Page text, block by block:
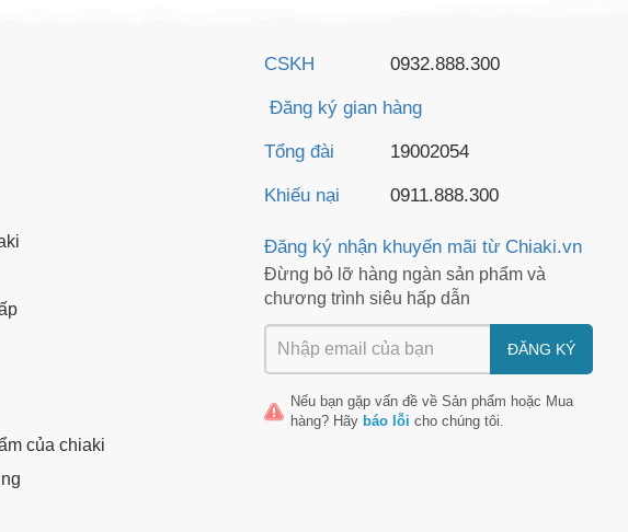
của chiaki
CSKH 0932.888.300
Đăng ký gian hàng
Tổng đài 19002054
Khiếu nại 0911.888.300
Đăng ký nhận khuyến mãi từ Chiaki.vn
Đừng bỏ lỡ hàng ngàn sản phẩm và
chương trình siêu hấp dẫn
ĐĂNG KÝ
Nếu bạn gặp vấn đề về Sản phẩm hoặc Mua
hàng? Hãy báo lỗi cho chúng tôi.